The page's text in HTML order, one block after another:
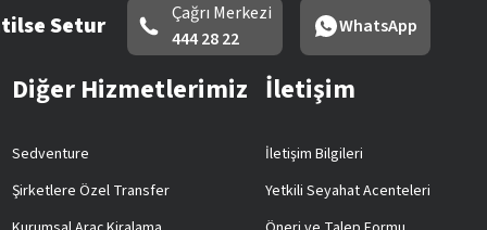
Setur
Çağrı Merkezi
444 28 22
WhatsApp
Diğer Hizmetlerimiz
Sedventure
Şirketlere Özel Transfer
İletişim
İletişim Bilgileri
Yetkili Seyahat Acenteleri